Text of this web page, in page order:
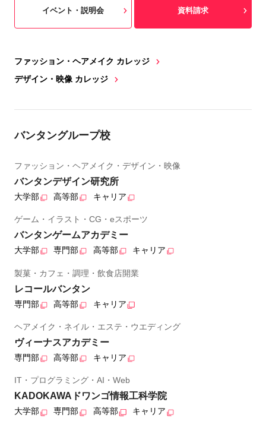
ファッション・ヘアメイク カレッジ
デザイン・映像 カレッジ
イベント・説明会 資料請求
バンタングループ校
ファッション・ヘアメイク・デザイン・映像
バンタンデザイン研究所
大学部 高等部 キャリア
ゲーム・イラスト・CG・eスポーツ
バンタンゲームアカデミー
大学部 専門部 高等部 キャリア
製菓・カフェ・調理・飲食店開業
レコールバンタン
専門部 高等部 キャリア
ヘアメイク・ネイル・エステ・ウエディング
ヴィーナスアカデミー
専門部 高等部 キャリア
IT・プログラミング・AI・Web
KADOKAWAドワンゴ情報工科学院
大学部 専門部 高等部 キャリア